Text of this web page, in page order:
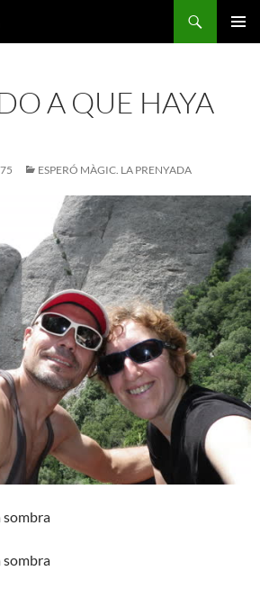
A QUE HAYA
ESPERÓ MÀGIC. LA PRENYADA
sombra
sombra